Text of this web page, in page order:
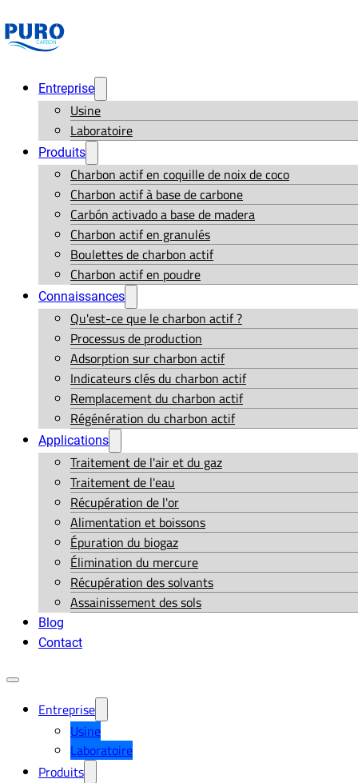
Entreprise
Usine
Laboratoire
Produits
Charbon actif en coquille de noix de coco
Charbon actif à base de carbone
Carbón activado a base de madera
Charbon actif en granulés
Boulettes de charbon actif
Charbon actif en poudre
Connaissances
Qu'est-ce que le charbon actif ?
Processus de production
Adsorption sur charbon actif
Indicateurs clés du charbon actif
Remplacement du charbon actif
Régénération du charbon actif
Applications
Traitement de l'air et du gaz
Traitement de l'eau
Récupération de l'or
Alimentation et boissons
Épuration du biogaz
Élimination du mercure
Récupération des solvants
Assainissement des sols
Blog
Contact
Entreprise
Usine
Laboratoire
Produits